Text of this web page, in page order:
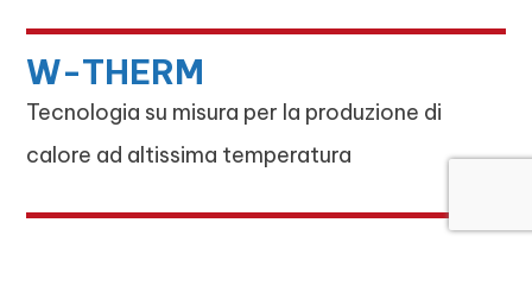
W-THERM
Tecnologia su misura per la produzione di
calore ad altissima temperatura